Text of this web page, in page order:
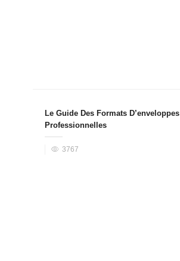
Le Guide Des Formats D’enveloppes
Professionnelles
3767